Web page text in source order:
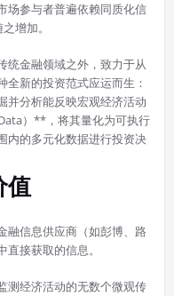
场参与者普遍依赖同质化信
增加。
统金融领域之外，致力于从
新的投资范式应运而生：
并分析能反映宏观经济活动
）**，将其量化为可执行
内的多元化数据进行投资决
值
融信息供应商（如彭博、路
接获取的信息。
测经济活动的无数个微观传